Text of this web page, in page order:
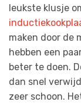
leukste klusje
maken door de
hebben een
beter te doen.
dan snel
zeer schoon.